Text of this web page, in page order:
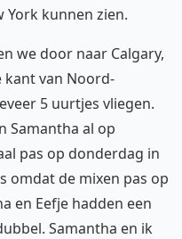
York kunnen zien.
we door naar Calgary,
kant van Noord-
5 uurtjes vliegen.
Samantha al op
pas op donderdag in
omdat de mixen pas op
en Eefje hadden een
Samantha en ik